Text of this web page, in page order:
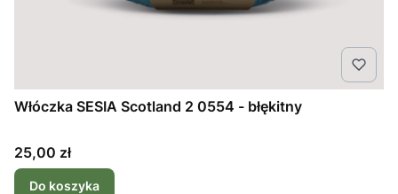
Włóczka SESIA Scotland 2 0554 - błękitny
Cena
25,00 zł
Do koszyka